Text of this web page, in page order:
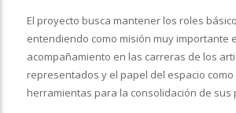
El proyecto busca mantener los roles
entendiendo como misión muy importante
acompañamiento en las carreras de los
representados y el papel del espacio
herramientas para la consolidación de sus